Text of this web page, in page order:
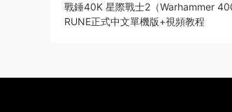
戰錘40K 星際戰士2（Warhammer
RUNE正式中文單機版+視頻教程